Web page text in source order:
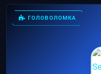
ГОЛОВОЛОМКА